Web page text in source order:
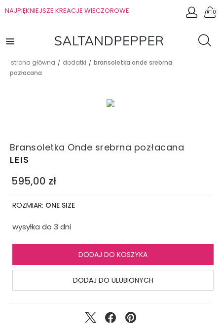
NAJPIĘKNIEJSZE KREACJE WIECZOROWE 0
strona główna / dodatki / bransoletka onde srebrna
pozłacana
Bransoletka Onde srebrna pozłacana
LEIS
595,00 zł
ROZMIAR: ONE SIZE
wysyłka do 3 dni
DODAJ DO KOSZYKA
DODAJ DO ULUBIONYCH